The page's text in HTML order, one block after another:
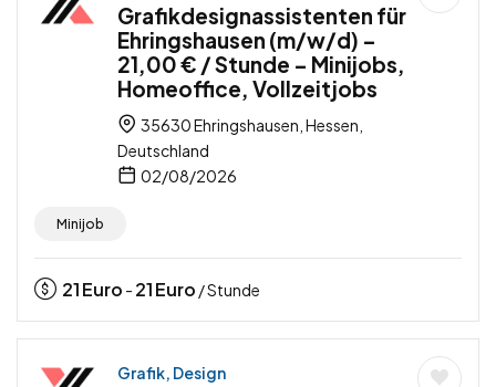
Grafikdesignassistenten für
Ehringshausen (m/w/d) –
21,00 € / Stunde – Minijobs,
Homeoffice, Vollzeitjobs
35630 Ehringshausen, Hessen,
Deutschland
02/08/2026
Minijob
21Euro - 21Euro / Stunde
Grafik, Design